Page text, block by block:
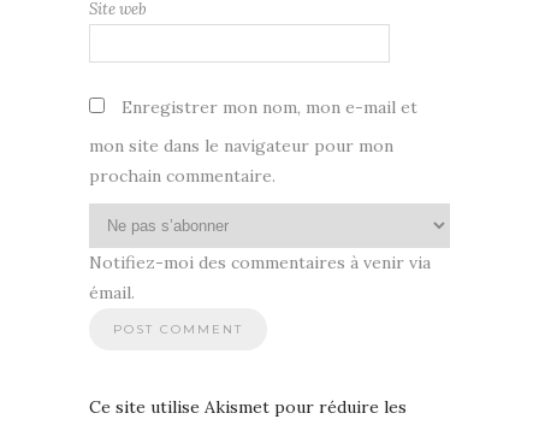
Site web
Enregistrer mon nom, mon e-mail et
mon site dans le navigateur pour mon
prochain commentaire.
Notifiez-moi des commentaires à venir via
émail.
Ce site utilise Akismet pour réduire les